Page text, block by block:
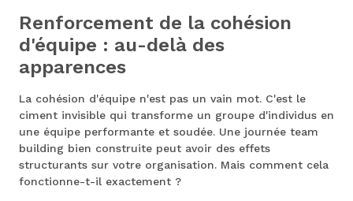
Renforcement de la cohésion
d'équipe : au-delà des
apparences
La cohésion d'équipe n'est pas un vain mot. C'est le
ciment invisible qui transforme un groupe d'individus en
une équipe performante et soudée. Une journée team
building bien construite peut avoir des effets
structurants sur votre organisation. Mais comment cela
fonctionne-t-il exactement ?